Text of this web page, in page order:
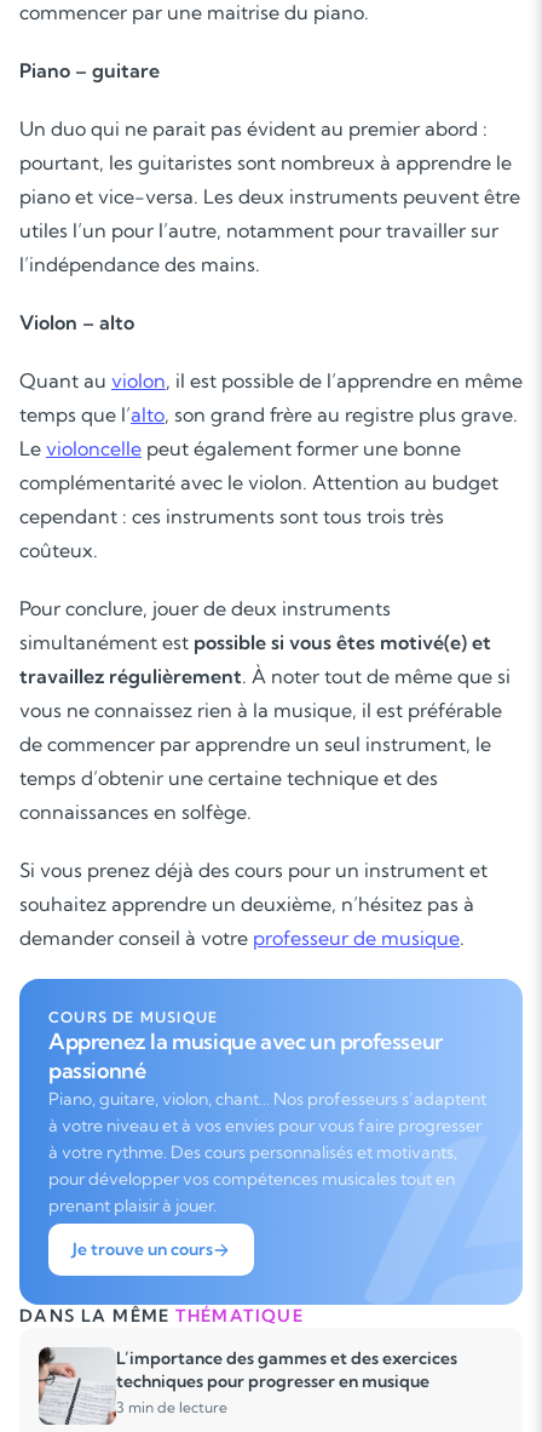
commencer par une maitrise du piano.
Piano – guitare
Un duo qui ne parait pas évident au premier abord :
pourtant, les guitaristes sont nombreux à apprendre le
piano et vice-versa. Les deux instruments peuvent être
utiles l’un pour l’autre, notamment pour travailler sur
l’indépendance des mains.
Violon – alto
Quant au violon, il est possible de l’apprendre en même
temps que l’alto, son grand frère au registre plus grave.
Le violoncelle peut également former une bonne
complémentarité avec le violon. Attention au budget
cependant : ces instruments sont tous trois très
coûteux.
Pour conclure, jouer de deux instruments
simultanément est possible si vous êtes motivé(e) et
travaillez régulièrement. À noter tout de même que si
vous ne connaissez rien à la musique, il est préférable
de commencer par apprendre un seul instrument, le
temps d’obtenir une certaine technique et des
connaissances en solfège.
Si vous prenez déjà des cours pour un instrument et
souhaitez apprendre un deuxième, n’hésitez pas à
demander conseil à votre professeur de musique.
COURS DE MUSIQUE
Apprenez la musique avec un professeur
passionné
Piano, guitare, violon, chant… Nos professeurs s’adaptent
à votre niveau et à vos envies pour vous faire progresser
à votre rythme. Des cours personnalisés et motivants,
pour développer vos compétences musicales tout en
prenant plaisir à jouer.
Je trouve un cours
DANS LA MÊMETHÉMATIQUE
L’importance des gammes et des exercices
techniques pour progresser en musique
3 min de lecture
Soutien scolaire
Cours de musique
Les deux